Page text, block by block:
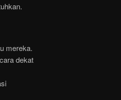
mereka.
dekat